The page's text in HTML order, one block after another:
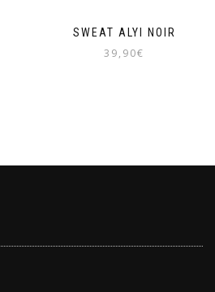
SWEAT ALYI NOIR
39,90€